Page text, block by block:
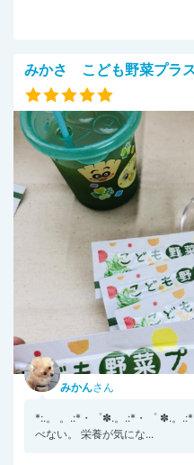
みかさ こども野菜プラ
みかんさん
*:.。 。.:*・゜✽.。.:*・゜ ✽.。
べない。 栄養が気にな...